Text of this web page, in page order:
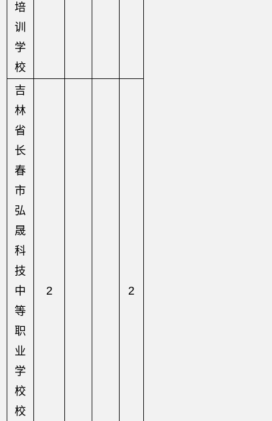
培
训
学
校
吉
林
省
长
春
市
弘
晟
科
技
中
等
职
业
学
校
校
2 2